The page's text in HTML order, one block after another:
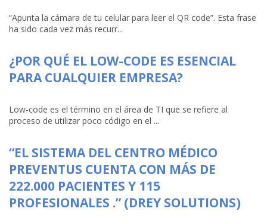
“Apunta la cámara de tu celular para leer el QR code”. Esta frase
ha sido cada vez más recurr...
¿POR QUÉ EL LOW-CODE ES ESENCIAL
PARA CUALQUIER EMPRESA?
Low-code es el término en el área de TI que se refiere al
proceso de utilizar poco código en el ...
“EL SISTEMA DEL CENTRO MÉDICO
PREVENTUS CUENTA CON MÁS DE
222.000 PACIENTES Y 115
PROFESIONALES .” (DREY SOLUTIONS)